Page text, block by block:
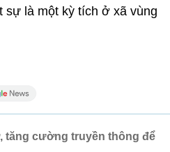
sự là một kỳ tích ở xã vùng
tăng cường truyền thông để